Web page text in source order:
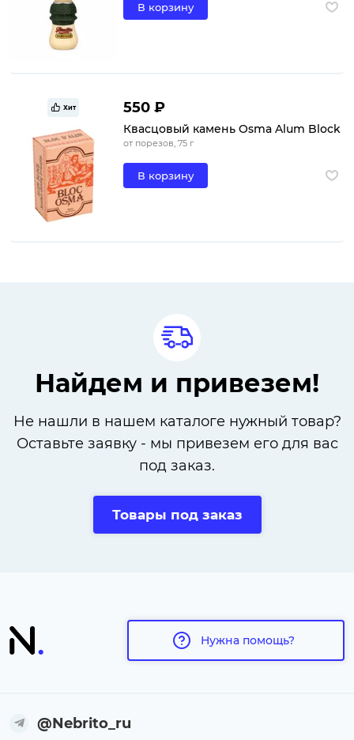
В корзину
Хит 550 ₽
Квасцовый камень Osma Alum Block
от порезов, 75 г
В корзину
Найдем и привезем!
Не нашли в нашем каталоге нужный товар?
Оставьте заявку - мы привезем его для вас
под заказ.
Товары под заказ
Нужна помощь?
@Nebrito_ru